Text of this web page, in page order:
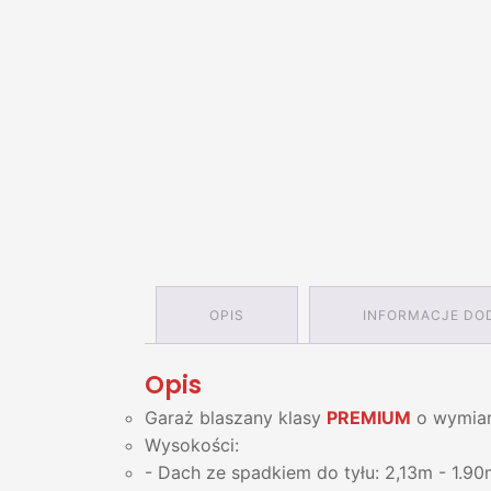
OPIS INFORMACJE
Opis
Garaż blaszany klasy PREMIUM o
Wysokości:
- Dach ze spadkiem do tyłu: 2,13m -